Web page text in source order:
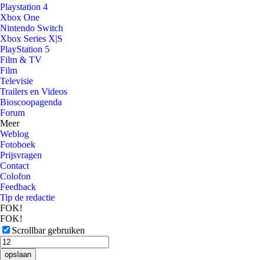
Playstation 4
Xbox One
Nintendo Switch
Xbox Series X|S
PlayStation 5
Film & TV
Film
Televisie
Trailers en Videos
Bioscoopagenda
Forum
Meer
Weblog
Fotoboek
Prijsvragen
Contact
Colofon
Feedback
Tip de redactie
FOK!
FOK!
Scrollbar gebruiken
opslaan